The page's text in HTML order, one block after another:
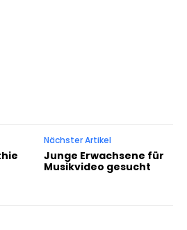
Nächster Artikel
Junge Erwachsene für
Musikvideo gesucht